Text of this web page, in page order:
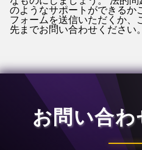
のようなサポートができるか
フォームを送信いただくか、
先までお問い合わせください。
お問い合